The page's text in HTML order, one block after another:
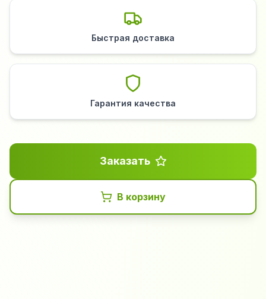
Быстрая доставка
Гарантия качества
Заказать
В корзину